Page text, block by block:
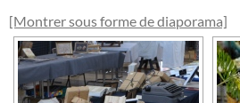
[Montrer sous forme de diaporama]